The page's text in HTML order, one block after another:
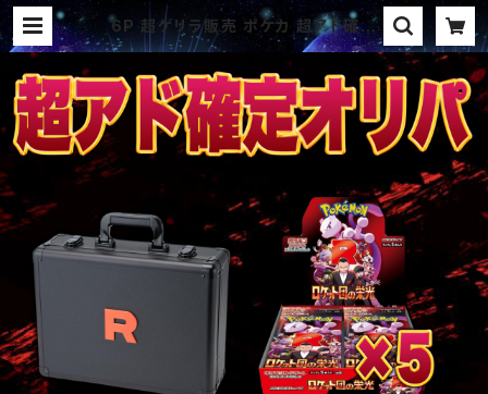
6P 超ゲリラ販売 ポケカ 超アド確定
パック オリパ | オリパ ブラザーズ
オリパ専門店 (ポケカ、ワンピース、遊
戯王、ヴァイス、ドラゴンボール)